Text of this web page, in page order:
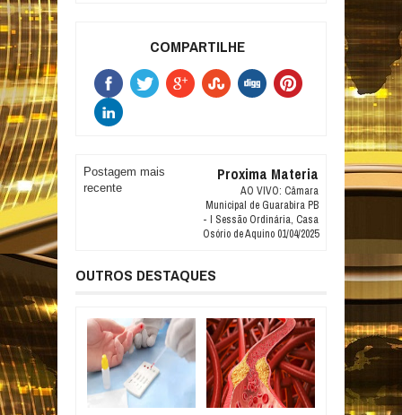
COMPARTILHE
Postagem mais
recente
Proxima Materia
AO VIVO: Câmara
Municipal de Guarabira PB
- I Sessão Ordinária, Casa
Osório de Aquino 01/04/2025
OUTROS DESTAQUES